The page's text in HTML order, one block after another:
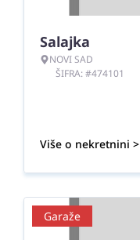
Salajka
NOVI SAD
ŠIFRA: #474101
Više o nekretnini >
Garaže